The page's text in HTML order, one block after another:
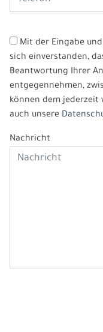
Mit der Eingabe
sich einverstanden,
Beantwortung Ihrer
entgegennehmen,
können dem jederzeit
auch unsere
Nachricht